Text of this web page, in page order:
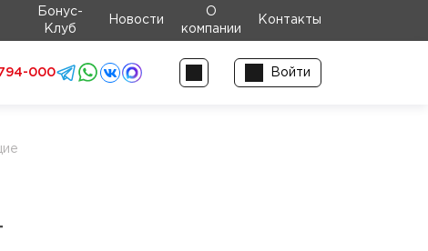
Бонус-
Клуб
Новости
О
компании
Контакты
000 Войти